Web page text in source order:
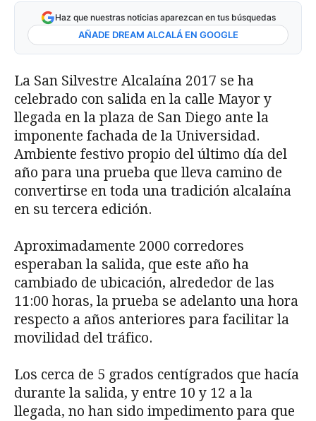
Haz que nuestras noticias aparezcan en tus búsquedas
AÑADE DREAM ALCALÁ EN GOOGLE
La San Silvestre Alcalaína 2017 se ha
celebrado con salida en la calle Mayor y
llegada en la plaza de San Diego ante la
imponente fachada de la Universidad.
Ambiente festivo propio del último día del
año para una prueba que lleva camino de
convertirse en toda una tradición alcalaína
en su tercera edición.
Aproximadamente 2000 corredores
esperaban la salida, que este año ha
cambiado de ubicación, alrededor de las
11:00 horas, la prueba se adelanto una hora
respecto a años anteriores para facilitar la
movilidad del tráfico.
Los cerca de 5 grados centígrados que hacía
durante la salida, y entre 10 y 12 a la
llegada, no han sido impedimento para que